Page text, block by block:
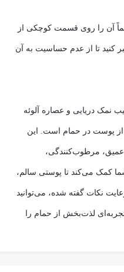
آن را روی قسمت کوچکی از
و 24 ساعت صبر کنید تا از عدم حساسیت به آن
نمک دریایی و عصاره آلوئه
از پوست در حمام است. این
عمیق، مرطوب‌کنندگی،
کمک می‌کند تا پوستی سالم،
نکات گفته شده، می‌توانید
لذت‌بخش از حمام را